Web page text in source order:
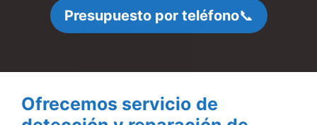
Presupuesto por teléfono📞
Ofrecemos servicio de